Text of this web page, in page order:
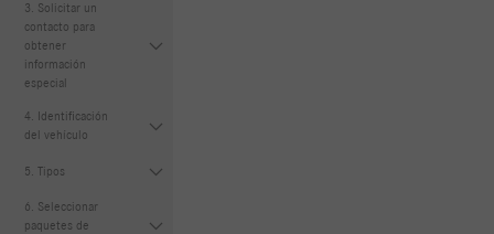
3. Solicitar un
contacto para
obtener
información
especial
4. Identificación
del vehículo
5. Tipos
6. Seleccionar
paquetes de